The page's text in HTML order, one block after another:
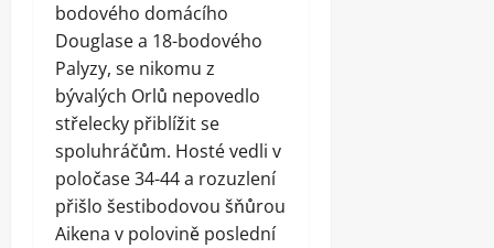
bodového domácího
Douglase a 18-bodového
Palyzy, se nikomu z
bývalých Orlů nepovedlo
střelecky přiblížit se
spoluhráčům. Hosté vedli v
poločase 34-44 a rozuzlení
přišlo šestibodovou šňůrou
Aikena v polovině poslední